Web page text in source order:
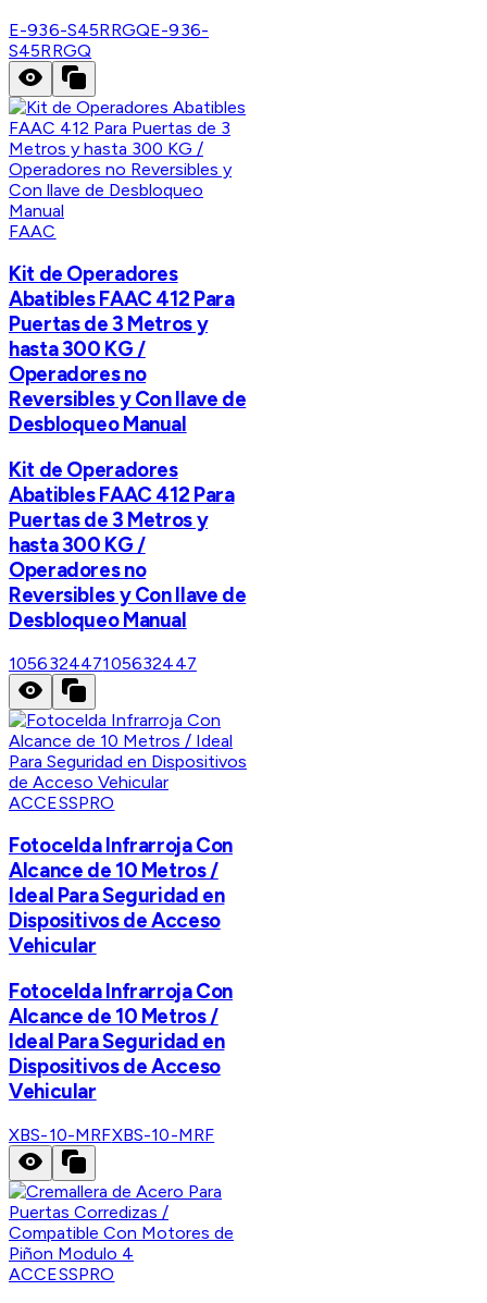
E-936-S45RRGQE-936-
S45RRGQ
FAAC
Kit de Operadores
Abatibles FAAC 412 Para
Puertas de 3 Metros y
hasta 300 KG /
Operadores no
Reversibles y Con llave de
Desbloqueo Manual
Kit de Operadores
Abatibles FAAC 412 Para
Puertas de 3 Metros y
hasta 300 KG /
Operadores no
Reversibles y Con llave de
Desbloqueo Manual
105632447105632447
ACCESSPRO
Fotocelda Infrarroja Con
Alcance de 10 Metros /
Ideal Para Seguridad en
Dispositivos de Acceso
Vehicular
Fotocelda Infrarroja Con
Alcance de 10 Metros /
Ideal Para Seguridad en
Dispositivos de Acceso
Vehicular
XBS-10-MRFXBS-10-MRF
ACCESSPRO